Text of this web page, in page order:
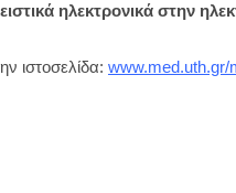
ηλεκτρονικά στην
ιστοσελίδα: www.med.uth.gr/